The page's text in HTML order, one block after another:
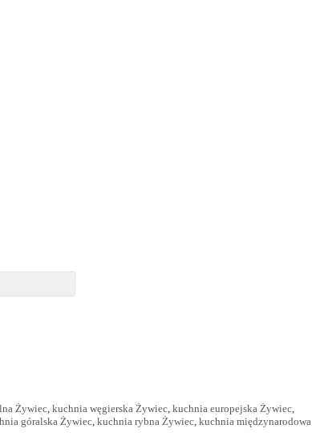
Żywiec, kuchnia węgierska Żywiec, kuchnia europejska Żywiec,
góralska Żywiec, kuchnia rybna Żywiec, kuchnia międzynarodowa